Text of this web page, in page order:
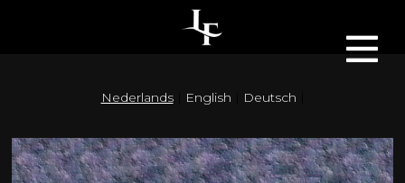
Nederlands English Deutsch